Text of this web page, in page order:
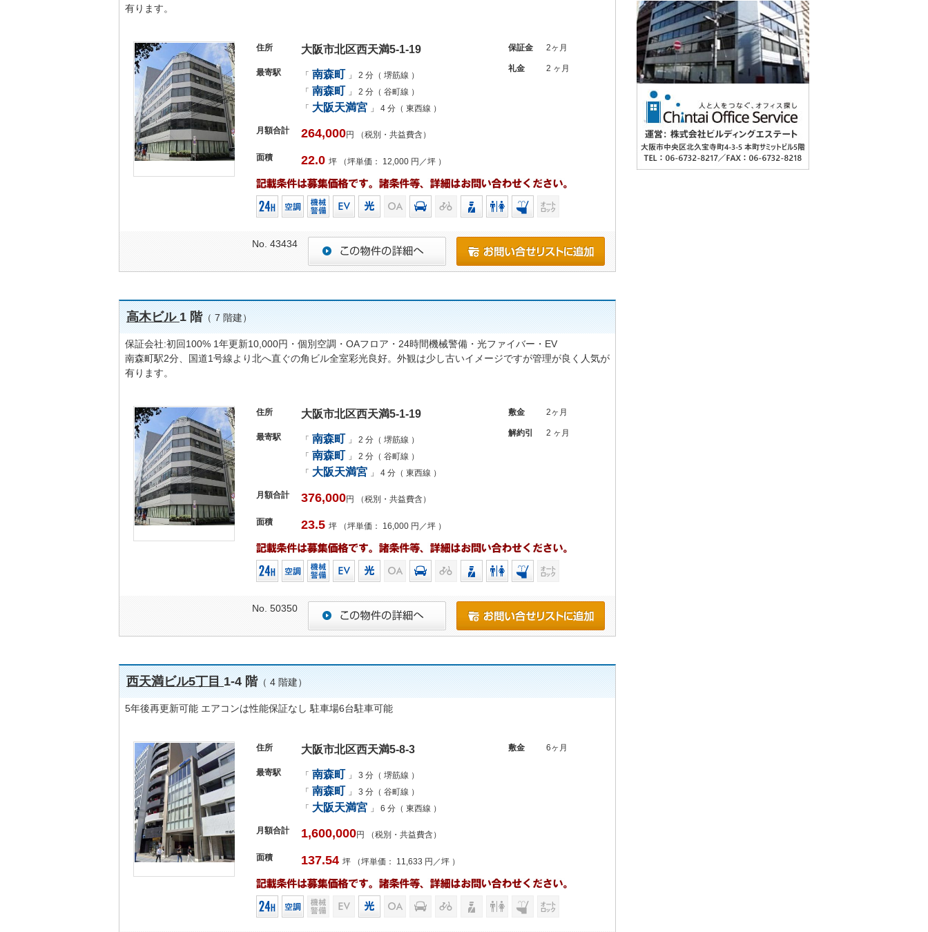
有ります。
住所 大阪市北区西天満5-1-19
最寄駅 「 南森町 」 2 分（ 堺筋線 ）
「 南森町 」 2 分（ 谷町線 ）
「 大阪天満宮 」 4 分（ 東西線 ）
月額合計 264,000円 （税別・共益費含）
面積 22.0 坪 （坪単価： 12,000 円／坪 ）
保証金 2ヶ月
礼金 2 ヶ月
No. 43434
高木ビル1 階（ 7 階建）
保証会社:初回100% 1年更新10,000円・個別空調・OAフロア・24時間機械警備・光ファイバー・EV
南森町駅2分、国道1号線より北へ直ぐの角ビル全室彩光良好。外観は少し古いイメージですが管理が良く人気が
有ります。
住所 大阪市北区西天満5-1-19
最寄駅 「 南森町 」 2 分（ 堺筋線 ）
「 南森町 」 2 分（ 谷町線 ）
「 大阪天満宮 」 4 分（ 東西線 ）
月額合計 376,000円 （税別・共益費含）
面積 23.5 坪 （坪単価： 16,000 円／坪 ）
敷金 2ヶ月
解約引 2 ヶ月
No. 50350
西天満ビル5丁目1-4 階（ 4 階建）
5年後再更新可能 エアコンは性能保証なし 駐車場6台駐車可能
住所 大阪市北区西天満5-8-3
最寄駅 「 南森町 」 3 分（ 堺筋線 ）
「 南森町 」 3 分（ 谷町線 ）
「 大阪天満宮 」 6 分（ 東西線 ）
月額合計 1,600,000円 （税別・共益費含）
面積 137.54 坪 （坪単価： 11,633 円／坪 ）
敷金 6ヶ月